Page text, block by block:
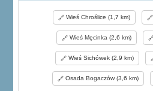
Wieś Chroślice (1,7 km)
Wieś Męcinka (2,6 km)
Wieś Sichówek (2,9 km)
Osada Bogaczów (3,6 km)